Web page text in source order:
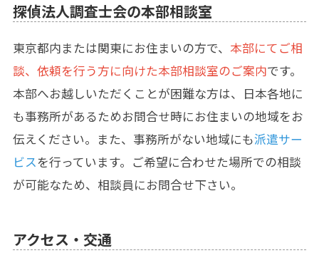
探偵法人調査士会の本部相談室
東京都内または関東にお住まいの方で、 本部にてご相
談、依頼を行う方に向けた本部相談室のご案内です。
本部へお越しいただくことが困難な方は、日本各地に
も事務所があるためお問合せ時にお住まいの地域をお
伝えください。また、事務所がない地域にも派遣サー
ビスを行っています。ご希望に合わせた場所での相談
が可能なため、相談員にお問合せ下さい。
アクセス・交通